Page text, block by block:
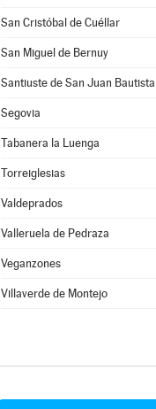
San Cristóbal de Cuéllar
San Miguel de Bernuy
Santiuste de San Juan Bautista
Segovia
Tabanera la Luenga
Torreiglesias
Valdeprados
Valleruela de Pedraza
Veganzones
Villaverde de Montejo